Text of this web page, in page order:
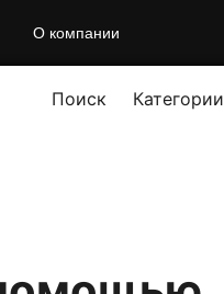
О компании
Поиск Категории